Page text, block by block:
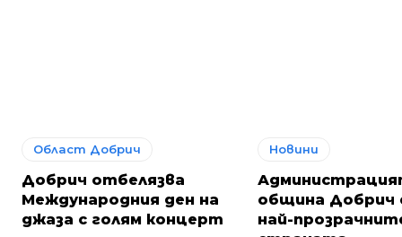
Област Добрич
Добрич отбелязва
Международния ден на
джаза с голям концерт
Новини
община Добрич
най-